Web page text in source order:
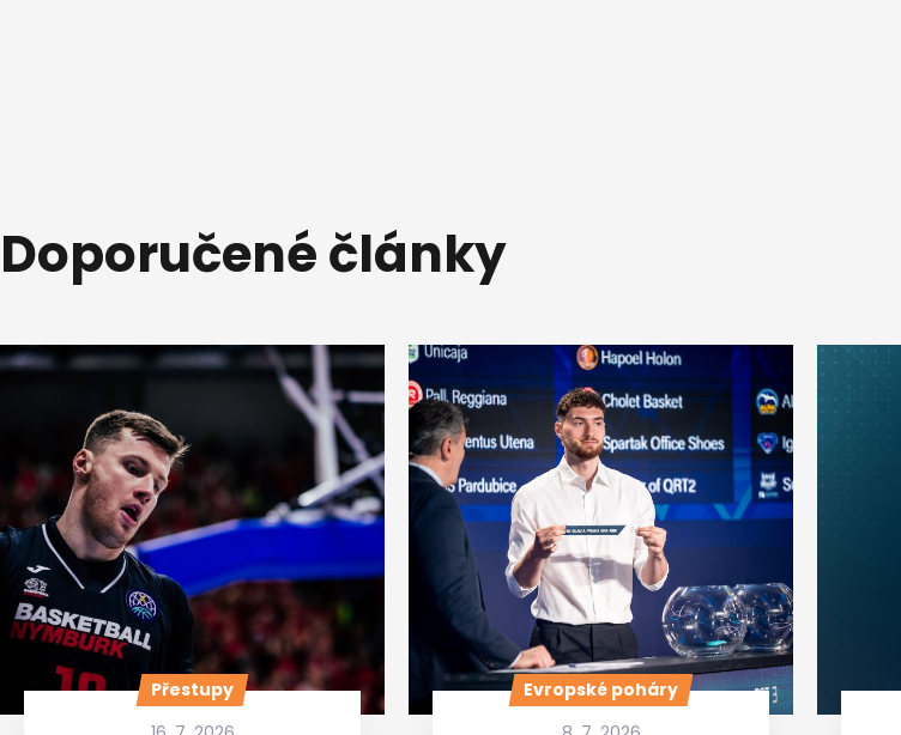
Doporučené články
Přestupy
Evropské poháry